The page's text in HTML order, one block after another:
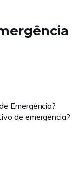
Emergência?
de emergência?